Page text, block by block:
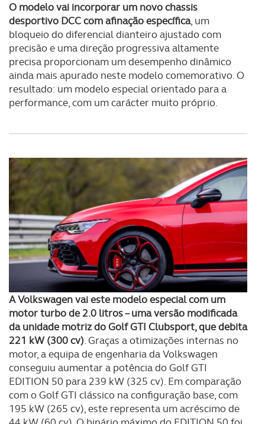
O modelo vai incorporar um novo chassis
desportivo DCC com afinação específica, um
bloqueio do diferencial dianteiro ajustado com
precisão e uma direção progressiva altamente
precisa proporcionam um desempenho dinâmico
ainda mais apurado neste modelo comemorativo. O
resultado: um modelo especial orientado para a
performance, com um carácter muito próprio.
A Volkswagen vai este modelo especial com um
motor turbo de 2.0 litros – uma versão modificada
da unidade motriz do Golf GTI Clubsport, que debita
221 kW (300 cv). Graças a otimizações internas no
motor, a equipa de engenharia da Volkswagen
conseguiu aumentar a potência do Golf GTI
EDITION 50 para 239 kW (325 cv). Em comparação
com o Golf GTI clássico na configuração base, com
195 kW (265 cv), este representa um acréscimo de